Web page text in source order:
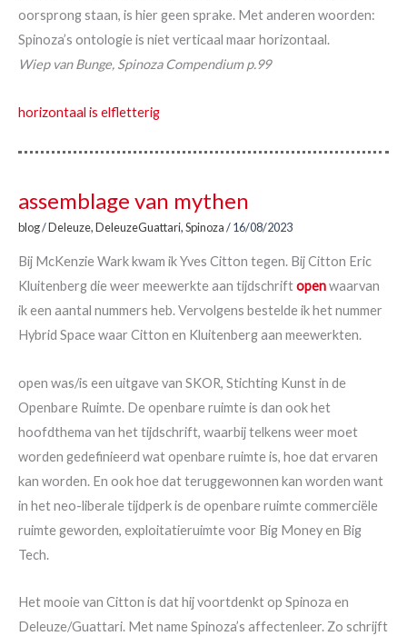
oorsprong staan, is hier geen sprake. Met anderen woorden:
Spinoza’s ontologie is niet verticaal maar horizontaal.
Wiep van Bunge, Spinoza Compendium p.99
horizontaal is elfletterig
assemblage van mythen
blog/Deleuze,DeleuzeGuattari,Spinoza/16/08/2023
Bij McKenzie Wark kwam ik Yves Citton tegen. Bij Citton Eric
Kluitenberg die weer meewerkte aan tijdschriftopenwaarvan
ik een aantal nummers heb. Vervolgens bestelde ik het nummer
Hybrid Space waar Citton en Kluitenberg aan meewerkten.
open was/is een uitgave van SKOR, Stichting Kunst in de
Openbare Ruimte. De openbare ruimte is dan ook het
hoofdthema van het tijdschrift, waarbij telkens weer moet
worden gedefinieerd wat openbare ruimte is, hoe dat ervaren
kan worden. En ook hoe dat teruggewonnen kan worden want
in het neo-liberale tijdperk is de openbare ruimte commerciële
ruimte geworden, exploitatieruimte voor Big Money en Big
Tech.
Het mooie van Citton is dat hij voortdenkt op Spinoza en
Deleuze/Guattari. Met name Spinoza’s affectenleer. Zo schrijft